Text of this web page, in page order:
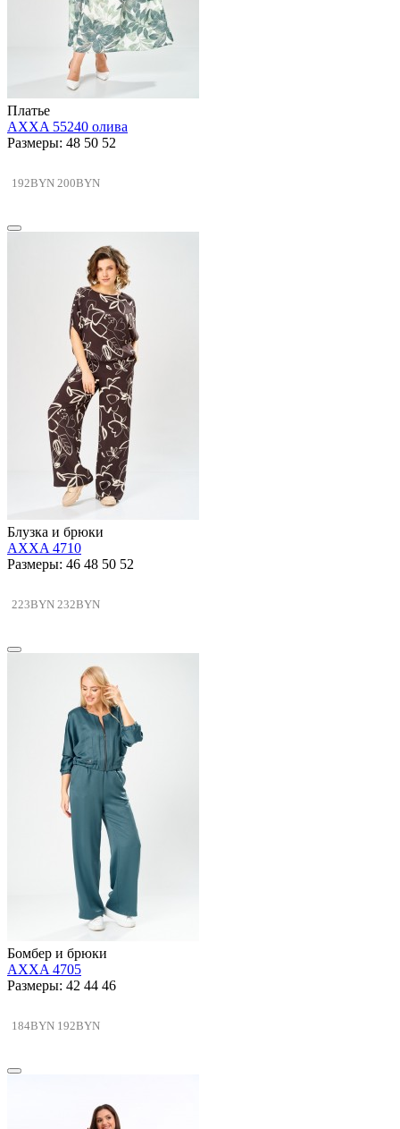
Платье
AXXA 55240 олива
Размеры: 48 50 52
192BYN 200BYN
Блузка и брюки
AXXA 4710
Размеры: 46 48 50 52
223BYN 232BYN
Бомбер и брюки
AXXA 4705
Размеры: 42 44 46
184BYN 192BYN